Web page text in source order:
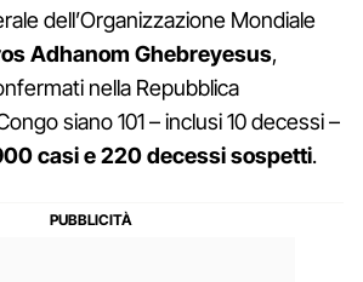
dell’Organizzazione Mondiale
Adhanom Ghebreyesus,
nella Repubblica
siano 101 – inclusi 10 decessi –
casi e 220 decessi sospetti.